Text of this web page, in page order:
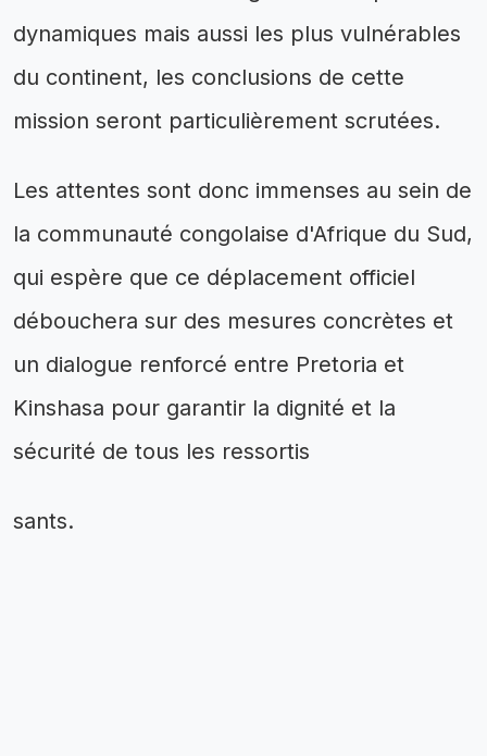
dynamiques mais aussi les plus vulnérables
du continent, les conclusions de cette
mission seront particulièrement scrutées.
Les attentes sont donc immenses au sein de
la communauté congolaise d'Afrique du Sud,
qui espère que ce déplacement officiel
débouchera sur des mesures concrètes et
un dialogue renforcé entre Pretoria et
Kinshasa pour garantir la dignité et la
sécurité de tous les ressortis
sants.